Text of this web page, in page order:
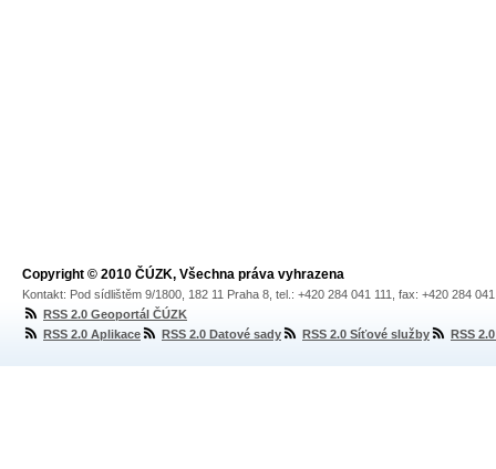
Copyright © 2010 ČÚZK, Všechna práva vyhrazena
Kontakt: Pod sídlištěm 9/1800, 182 11 Praha 8, tel.: +420 284 041 111, fax: +420 284
RSS 2.0 Geoportál ČÚZK
RSS 2.0 Aplikace
RSS 2.0 Datové sady RSS 2.0 Síťové služby RSS